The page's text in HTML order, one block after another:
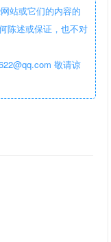
站或它们的内容的
陈述或保证，也不对
敬请谅